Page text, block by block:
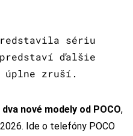
predstavila sériu
predstaví ďalšie
úplne zruší.
dva nové modely od POCO,
Ide o telefóny POCO